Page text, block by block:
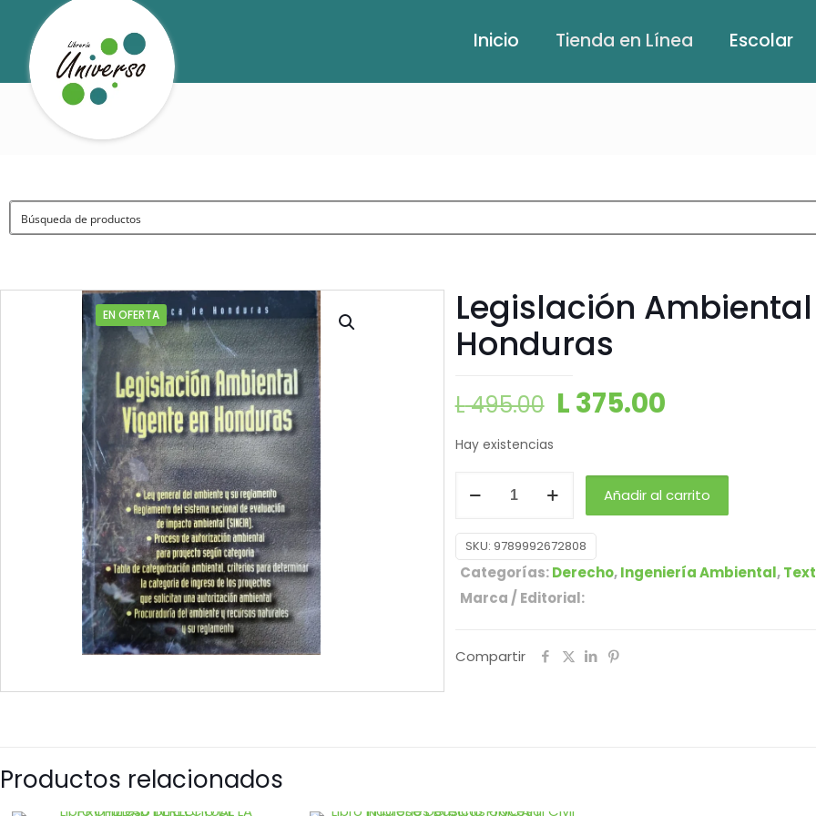
Inicio Tienda en Línea Escolar
EN OFERTA
Legislación
Honduras
L495.00 L375.00
Hay existencias
Añadir al carrito
SKU: 9789992672808
Categorías:Derecho,Ingeniería Ambiental,
Marca / Editorial:
Compartir
Productos relacionados